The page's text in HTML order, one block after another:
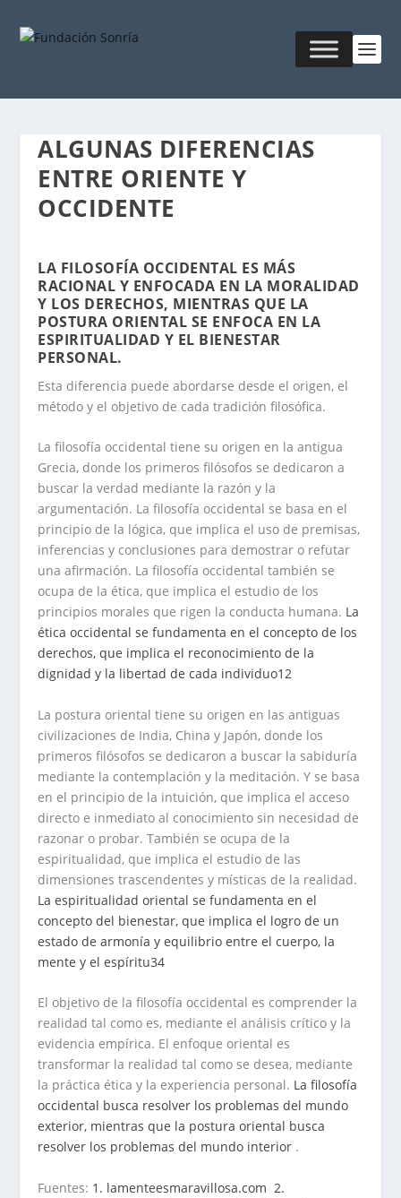
ALGUNAS DIFERENCIAS
ENTRE ORIENTE Y
OCCIDENTE
LA FILOSOFÍA OCCIDENTAL ES MÁS
RACIONAL Y ENFOCADA EN LA MORALIDAD
Y LOS DERECHOS, MIENTRAS QUE LA
POSTURA ORIENTAL SE ENFOCA EN LA
ESPIRITUALIDAD Y EL BIENESTAR
PERSONAL.
Esta diferencia puede abordarse desde el origen, el
método y el objetivo de cada tradición filosófica.
La filosofía occidental tiene su origen en la antigua
Grecia, donde los primeros filósofos se dedicaron a
buscar la verdad mediante la razón y la
argumentación. La filosofía occidental se basa en el
principio de la lógica, que implica el uso de premisas,
inferencias y conclusiones para demostrar o refutar
una afirmación. La filosofía occidental también se
ocupa de la ética, que implica el estudio de los
principios morales que rigen la conducta humana. La
ética occidental se fundamenta en el concepto de los
derechos, que implica el reconocimiento de la
dignidad y la libertad de cada individuo12
La postura oriental tiene su origen en las antiguas
civilizaciones de India, China y Japón, donde los
primeros filósofos se dedicaron a buscar la sabiduría
mediante la contemplación y la meditación. Y se basa
en el principio de la intuición, que implica el acceso
directo e inmediato al conocimiento sin necesidad de
razonar o probar. También se ocupa de la
espiritualidad, que implica el estudio de las
dimensiones trascendentes y místicas de la realidad.
La espiritualidad oriental se fundamenta en el
concepto del bienestar, que implica el logro de un
estado de armonía y equilibrio entre el cuerpo, la
mente y el espíritu34
El objetivo de la filosofía occidental es comprender la
realidad tal como es, mediante el análisis crítico y la
evidencia empírica. El enfoque oriental es
transformar la realidad tal como se desea, mediante
la práctica ética y la experiencia personal. La filosofía
occidental busca resolver los problemas del mundo
exterior, mientras que la postura oriental busca
resolver los problemas del mundo interior .
Fuentes: 1. lamenteesmaravillosa.com2.